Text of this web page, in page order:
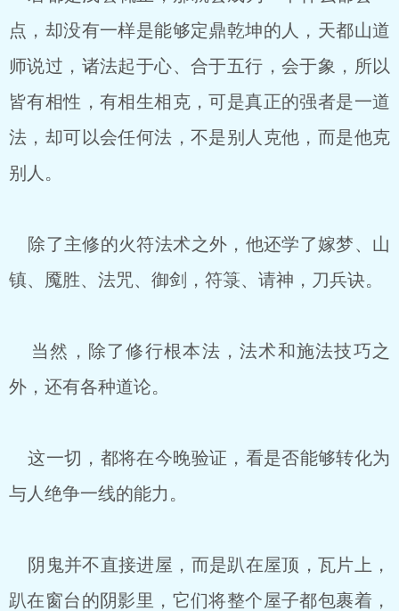
点，却没有一样是能够定鼎乾坤的人，天都山道
师说过，诸法起于心、合于五行，会于象，所以
皆有相性，有相生相克，可是真正的强者是一道
法，却可以会任何法，不是别人克他，而是他克
别人。
除了主修的火符法术之外，他还学了嫁梦、山
镇、魇胜、法咒、御剑，符箓、请神，刀兵诀。
当然，除了修行根本法，法术和施法技巧之
外，还有各种道论。
这一切，都将在今晚验证，看是否能够转化为
与人绝争一线的能力。
阴鬼并不直接进屋，而是趴在屋顶，瓦片上，
趴在窗台的阴影里，它们将整个屋子都包裹着，